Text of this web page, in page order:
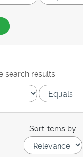
search results.
Sort items by